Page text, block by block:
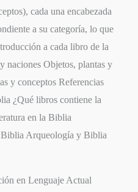
cada una encabezada
a su categoría, lo que
a cada libro de la
naciones Objetos, plantas y
y conceptos Referencias
¿Qué libros contiene la
en la Biblia
Biblia Arqueología y Biblia
en Lenguaje Actual